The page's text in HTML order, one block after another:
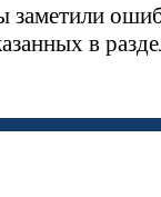
заметили
в